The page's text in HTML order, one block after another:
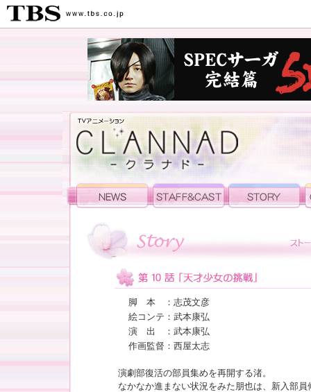
脚 本 ：志茂文彦
絵コンテ：武本康弘
演 出 ：武本康弘
作画監督：西屋太志
演劇部復活の部員集めを再開する渚。
なかなか進まない状況をみた朋也は、新入部